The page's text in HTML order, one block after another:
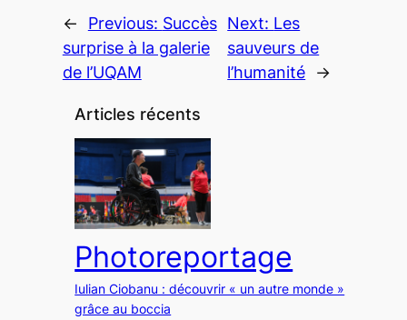
← Previous: Succès
surprise à la galerie
de l’UQAM
Next: Les
sauveurs de
l’humanité
→
Articles récents
Photoreportage
Iulian Ciobanu : découvrir « un autre monde »
grâce au boccia